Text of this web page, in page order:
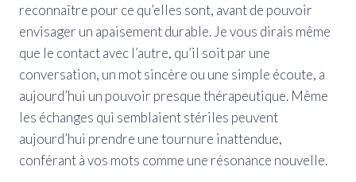
reconnaître pour ce qu’elles sont, avant de pouvoir
envisager un apaisement durable. Je vous dirais même
que le contact avec l’autre, qu’il soit par une
conversation, un mot sincère ou une simple écoute, a
aujourd’hui un pouvoir presque thérapeutique. Même
les échanges qui semblaient stériles peuvent
aujourd’hui prendre une tournure inattendue,
conférant à vos mots comme une résonance nouvelle.